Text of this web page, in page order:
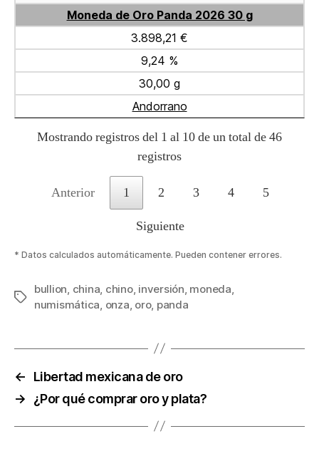
Moneda de Oro Panda 2026 30 g
3.898,21 €
9,24 %
30,00 g
Andorrano
Mostrando registros del 1 al 10 de un total de 46
registros
Anterior 1 2 3 4 5
Siguiente
* Datos calculados automáticamente. Pueden contener errores.
Etiquetas
bullion china chino, inversión moneda
numismática onza oro, panda
←
Libertad mexicana de oro
→
¿Por qué comprar oro y plata?